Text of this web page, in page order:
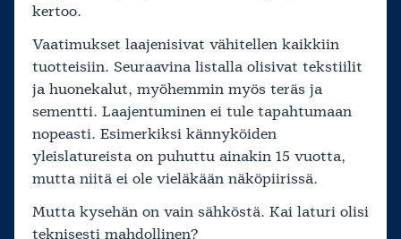
kertoo.
Vaatimukset laajenisivat vähitellen kaikkiin
tuotteisiin. Seuraavina listalla olisivat tekstiilit
ja huonekalut, myöhemmin myös teräs ja
sementti. Laajentuminen ei tule tapahtumaan
nopeasti. Esimerkiksi kännyköiden
yleislatureista on puhuttu ainakin 15 vuotta,
mutta niitä ei ole vieläkään näköpiirissä.
Mutta kysehän on vain sähköstä. Kai laturi olisi
teknisesti mahdollinen?